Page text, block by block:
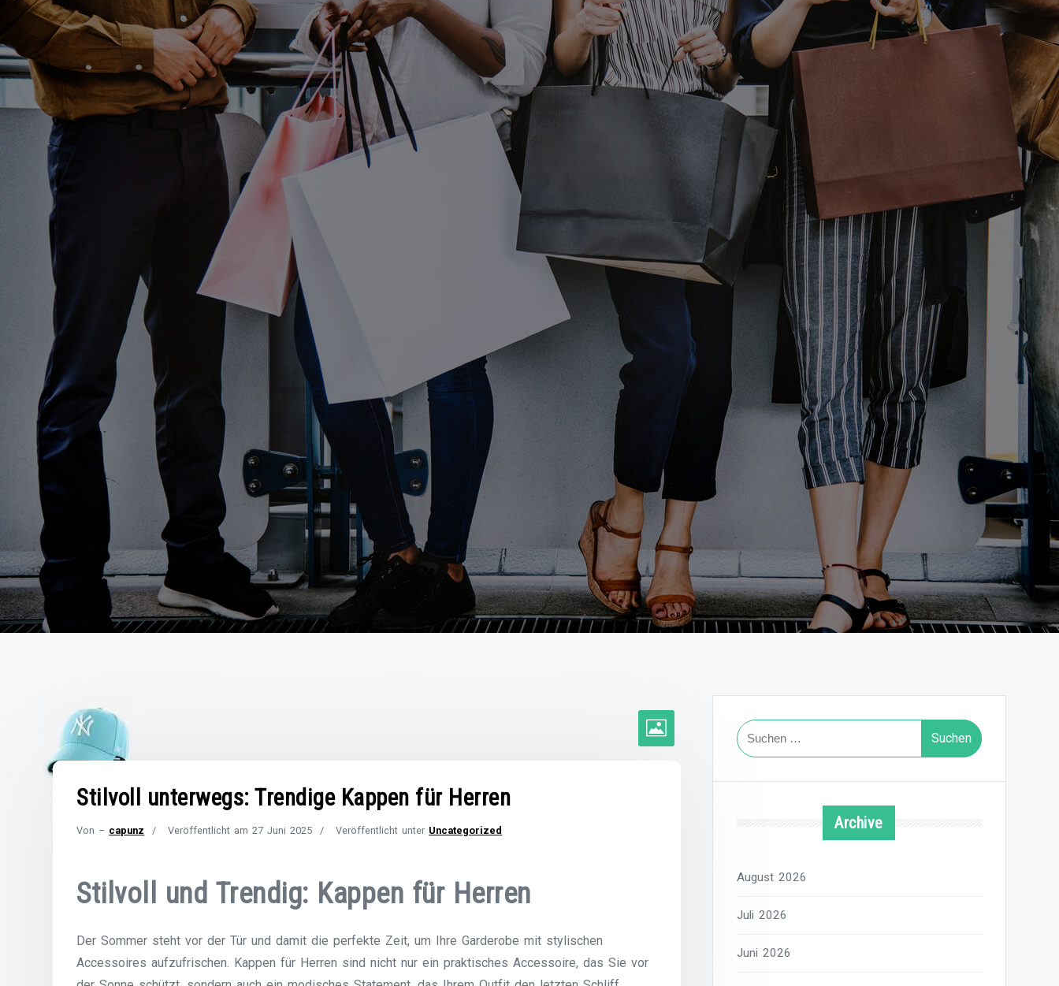
Stilvoll unterwegs: Trendige Kappen für Herren
Von – capunz Veröffentlicht am27 Juni 2025 Veröffentlicht unter Uncategorized
Stilvoll und Trendig: Kappen für Herren
Der Sommer steht vor der Tür und damit die perfekte Zeit, um Ihre Garderobe mit stylischen
Accessoires aufzufrischen. Kappen für Herren sind nicht nur ein praktisches Accessoire, das Sie vor
Suchen
nach:
Archive
August 2026
Juli 2026
Juni 2026